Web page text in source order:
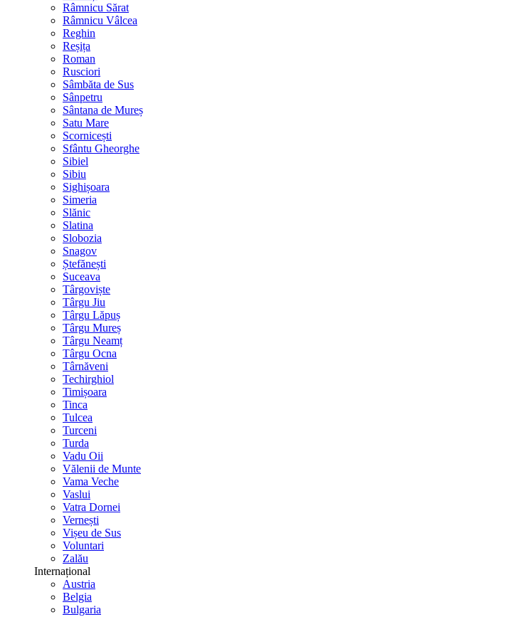
Râmnicu Sărat
Râmnicu Vâlcea
Reghin
Reșița
Roman
Rusciori
Sâmbăta de Sus
Sânpetru
Sântana de Mureș
Satu Mare
Scornicești
Sfântu Gheorghe
Sibiel
Sibiu
Sighișoara
Simeria
Slănic
Slatina
Slobozia
Snagov
Ștefănești
Suceava
Târgoviște
Târgu Jiu
Târgu Lăpuș
Târgu Mureș
Târgu Neamț
Târgu Ocna
Târnăveni
Techirghiol
Timișoara
Tinca
Tulcea
Turceni
Turda
Vadu Oii
Vălenii de Munte
Vama Veche
Vaslui
Vatra Dornei
Vernești
Vișeu de Sus
Voluntari
Zalău
Internațional
Austria
Belgia
Bulgaria